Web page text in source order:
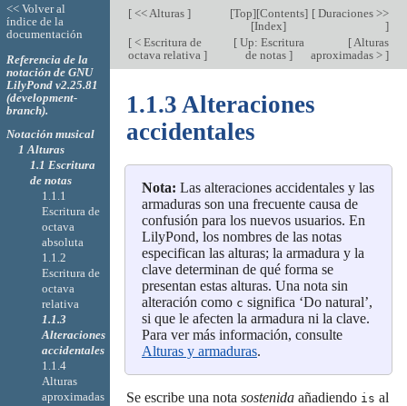
[<< Alturas ] [Top][Contents]
[Index]
[Duraciones >>
]
[< Escritura de
octava relativa ]
[Up: Escritura
de notas ]
[Alturas
aproximadas > ]
1.1.3 Alteraciones
accidentales
Nota: Las alteraciones accidentales y las
armaduras son una frecuente causa de
confusión para los nuevos usuarios. En
LilyPond, los nombres de las notas
especifican las alturas; la armadura y la
clave determinan de qué forma se
presentan estas alturas. Una nota sin
alteración como c significa ‘Do natural’,
si que le afecten la armadura ni la clave.
Para ver más información, consulte
Alturas y armaduras.
Se escribe una nota sostenidaañadiendo is al
<< Volver al
índice de la
documentación
Referencia de la
notación de GNU
LilyPond v2.25.81
(development-
branch).
Notación musical
1 Alturas
1.1 Escritura
de notas
1.1.1
Escritura de
octava
absoluta
1.1.2
Escritura de
octava
relativa
1.1.3
Alteraciones
accidentales
1.1.4
Alturas
aproximadas